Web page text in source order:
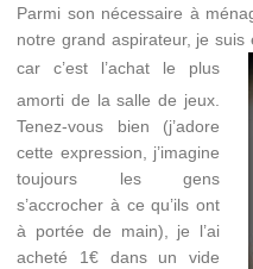
Parmi son nécessaire à
notre grand aspirateur, je
car c’est l’achat le plus
amorti de la salle de jeux.
Tenez-vous bien (j’adore
cette expression, j’imagine
toujours les gens
s’accrocher à ce qu’ils ont
à portée de main), je l’ai
acheté 1€ dans un vide